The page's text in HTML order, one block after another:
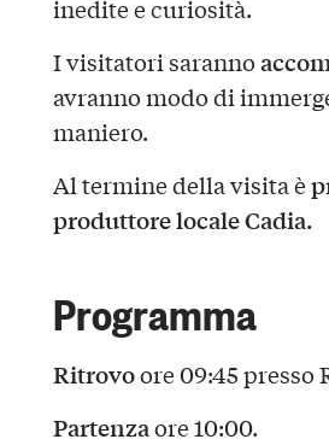
inedite e curiosità.
I visitatori saranno
avranno modo di
maniero.
Al termine della visita è
produttore locale Cadia.
Programma
Ritrovoore 09:45 presso
Partenzaore 10:00.